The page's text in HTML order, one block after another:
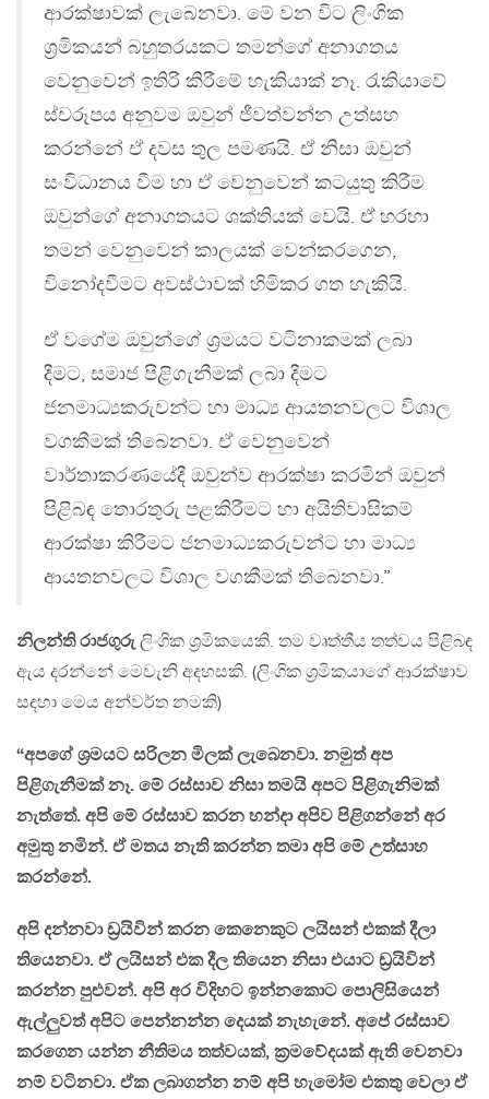
ආරක්ෂාවක් ලැබෙනවා. මේ වන විට ලිංගික
ශ්‍රමිකයන් බහුතරයකට තමන්ගේ අනාගතය
වෙනුවෙන් ඉතිරි කිරීමේ හැකියාක් නෑ. රැකියාවේ
ස්වරූපය අනුවම ඔවුන් ජීවත්වන්න උත්සහ
කරන්නේ ඒ දවස තුල පමණයි. ඒ නිසා ඔවුන්
සංවිධානය වීම හා ඒ වෙනුවෙන් කටයුතු කිරීම
ඔවුන්ගේ අනාගතයට ශක්තියක් වෙයි. ඒ හරහා
තමන් වෙනුවෙන් කාලයක් වෙන්කරගෙන,
විනෝදවීමට අවස්ථාවක් හිමිකර ගත හැකියි.
ඒ වගේම ඔවුන්ගේ ශ්‍රමයට වටිනාකමක් ලබා
දීමට, සමාජ පිළිගැනීමක් ලබා දීමට
ජනමාධ්‍යකරුවන්ට හා මාධ්‍ය ආයතනවලට විශාල
වගකීමක් තිබෙනවා. ඒ වෙනුවෙන්
වාර්තාකරණයේදී ඔවුන්ව ආරක්ෂා කරමින් ඔවුන්
පිළිබඳ තොරතුරු පළකිරීමට හා අයිතිවාසිකම්
ආරක්ෂා කිරීමට ජනමාධ්‍යකරුවන්ට හා මාධ්‍ය
ආයතනවලට විශාල වගකීමක් තිබෙනවා.”
නිලන්ති රාජගුරු ලිංගික ශ්‍රමිකයෙකි. තම වෘත්තීය තත්වය පිළිබඳ
ඇය දරන්නේ මෙවැනි අදහසකි. (ලිංගික ශ්‍රමිකයාගේ ආරක්ෂාව
සඳහා මෙය අන්වර්ත නමකි)
“අපගේ ශ්‍රමයට සරිලන මිලක් ලැබෙනවා. නමුත් අප
පිළිගැනීමක් නෑ. මේ රස්සාව නිසා තමයි අපට පිළිගැනිමක්
නැත්තේ. අපි මේ රස්සාව කරන හන්දා අපිව පිළිගන්නේ අර
අමුතු නමින්. ඒ මතය නැති කරන්න තමා අපි මේ උත්සාහ
කරන්නේ.
අපි දන්නවා ඩ්‍රයිවින් කරන කෙනෙකුට ලයිසන් එකක් දීලා
තියෙනවා. ඒ ලයිසන් එක දීල තියෙන නිසා එයාට ඩ්‍රයිවින්
කරන්න පුළුවන්. අපි අර විදිහට ඉන්නකොට පොලිසියෙන්
ඇල්ලුවත් අපිට පෙන්නන්න දෙයක් නැහැනේ. අපේ රස්සාව
කරගෙන යන්න නීතිමය තත්වයක්, ක්‍රමවේදයක් ඇති වෙනවා
නම් වටිනවා. ඒක ලබාගන්න නම් අපි හැමෝම එකතු වෙලා ඒ